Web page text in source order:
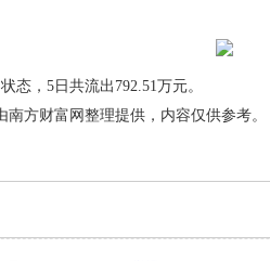
，5日共流出792.51万元。
方财富网整理提供，内容仅供参考。